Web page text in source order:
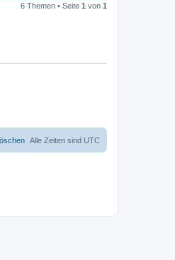
6 Themen • Seite 1 von 1
Alle Zeiten sind UTC